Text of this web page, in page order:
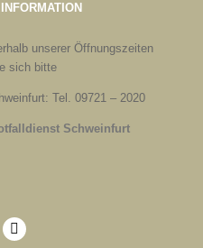
unserer Öffnungszeiten
sich bitte
Tel. 09721 – 2020
Schweinfurt